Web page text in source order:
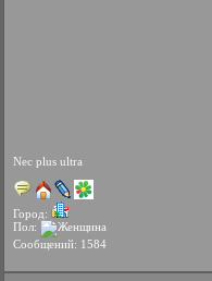
Nec plus ultra
Город:
Пол:
Сообщений: 1584